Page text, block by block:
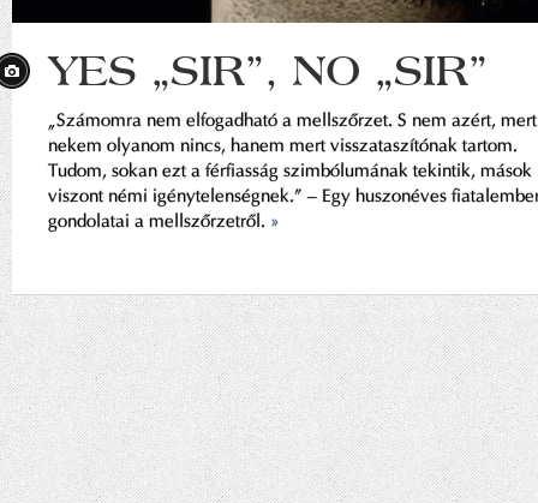
YES „SIR”, NO „SIR”
„Számomra nem elfogadható a mellszőrzet. S nem azért, mert
nekem olyanom nincs, hanem mert visszataszítónak tartom.
Tudom, sokan ezt a férfiasság szimbólumának tekintik, mások
viszont némi igénytelenségnek.” – Egy huszonéves
gondolatai a mellszőrzetről. »